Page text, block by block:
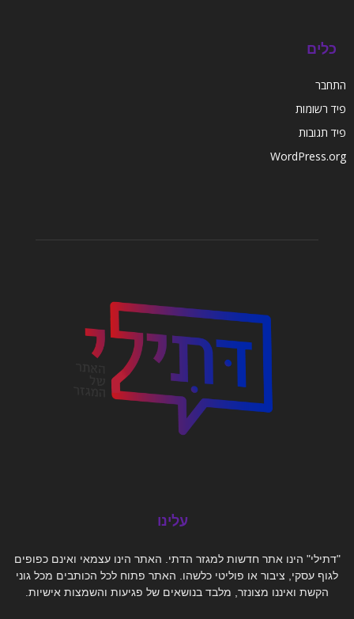
כלים
התחבר
פיד רשומות
פיד תגובות
WordPress.org
עלינו
"דתילי" הינו אתר חדשות למגזר הדתי. האתר הינו עצמאי ואינם כפופים
לגוף עסקי, ציבור או פוליטי כלשהו. האתר פתוח לכל הכותבים מכל גוני
הקשת ואיננו מצונזר, מלבד בנושאים של פגיעות והשמצות אישיות.